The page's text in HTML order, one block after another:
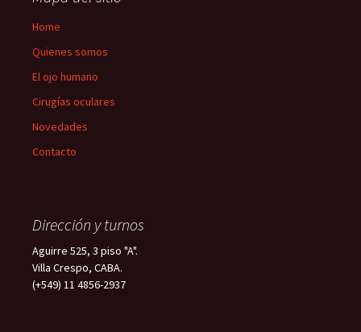
Home
Quienes somos
El ojo humano
Cirugías oculares
Novedades
Contacto
Dirección y turnos
Aguirre 525, 3 piso "A".
Villa Crespo, CABA.
(+549) 11 4856-2937